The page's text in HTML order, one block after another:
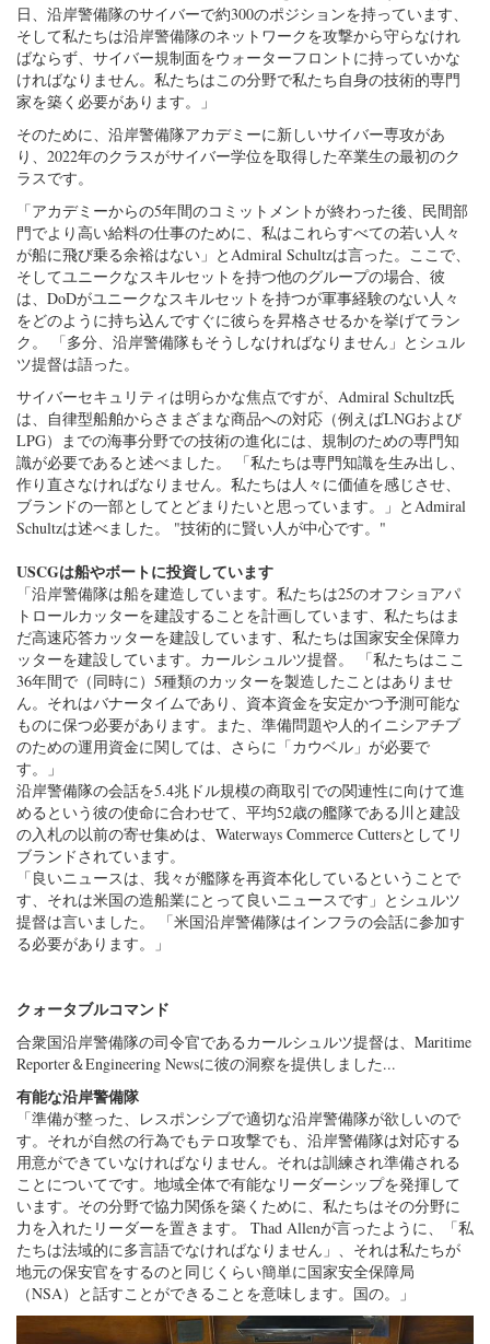
日、沿岸警備隊のサイバーで約300のポジションを持っています、
そして私たちは沿岸警備隊のネットワークを攻撃から守らなけれ
ばならず、サイバー規制面をウォーターフロントに持っていかな
ければなりません。私たちはこの分野で私たち自身の技術的専門
家を築く必要があります。」
そのために、沿岸警備隊アカデミーに新しいサイバー専攻があ
り、2022年のクラスがサイバー学位を取得した卒業生の最初のク
ラスです。
「アカデミーからの5年間のコミットメントが終わった後、民間部
門でより高い給料の仕事のために、私はこれらすべての若い人々
が船に飛び乗る余裕はない」とAdmiral Schultzは言った。ここで、
そしてユニークなスキルセットを持つ他のグループの場合、彼
は、DoDがユニークなスキルセットを持つが軍事経験のない人々
をどのように持ち込んですぐに彼らを昇格させるかを挙げてラン
ク。 「多分、沿岸警備隊もそうしなければなりません」とシュル
ツ提督は語った。
サイバーセキュリティは明らかな焦点ですが、Admiral Schultz氏
は、自律型船舶からさまざまな商品への対応（例えばLNGおよび
LPG）までの海事分野での技術の進化には、規制のための専門知
識が必要であると述べました。 「私たちは専門知識を生み出し、
作り直さなければなりません。私たちは人々に価値を感じさせ、
ブランドの一部としてとどまりたいと思っています。」とAdmiral
Schultzは述べました。 "技術的に賢い人が中心です。"
USCGは船やボートに投資しています
「沿岸警備隊は船を建造しています。私たちは25のオフショアパ
トロールカッターを建設することを計画しています、私たちはま
だ高速応答カッターを建設しています、私たちは国家安全保障カ
ッターを建設しています。カールシュルツ提督。 「私たちはここ
36年間で（同時に）5種類のカッターを製造したことはありませ
ん。それはバナータイムであり、資本資金を安定かつ予測可能な
ものに保つ必要があります。また、準備問題や人的イニシアチブ
のための運用資金に関しては、さらに「カウベル」が必要で
す。」
沿岸警備隊の会話を5.4兆ドル規模の商取引での関連性に向けて進
めるという彼の使命に合わせて、平均52歳の艦隊である川と建設
の入札の以前の寄せ集めは、Waterways Commerce Cuttersとしてリ
ブランドされています。
「良いニュースは、我々が艦隊を再資本化しているということで
す、それは米国の造船業にとって良いニュースです」とシュルツ
提督は言いました。 「米国沿岸警備隊はインフラの会話に参加す
る必要があります。」
クォータブルコマンド
合衆国沿岸警備隊の司令官であるカールシュルツ提督は、Maritime
Reporter＆Engineering Newsに彼の洞察を提供しました...
有能な沿岸警備隊
「準備が整った、レスポンシブで適切な沿岸警備隊が欲しいので
す。それが自然の行為でもテロ攻撃でも、沿岸警備隊は対応する
用意ができていなければなりません。それは訓練され準備される
ことについてです。地域全体で有能なリーダーシップを発揮して
います。その分野で協力関係を築くために、私たちはその分野に
力を入れたリーダーを置きます。 Thad Allenが言ったように、「私
たちは法域的に多言語でなければなりません」、それは私たちが
地元の保安官をするのと同じくらい簡単に国家安全保障局
（NSA）と話すことができることを意味します。国の。」